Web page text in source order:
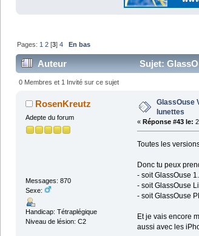
Pages: 1 2 [3]4 En bas
Auteur Sujet:
0 Membres et 1 Invité sur ce sujet
RosenKreutz
Adepte du forum
Messages: 870
Sexe:
Handicap: Tétraplégique
Niveau de lésion: C2
GlassOuse
lunettes
« Réponse #43 le:
Toutes les
Donc tu peux
- soit GlassOuse
- soit GlassOuse
- soit GlassOuse
Et je vais encore
aussi avec les